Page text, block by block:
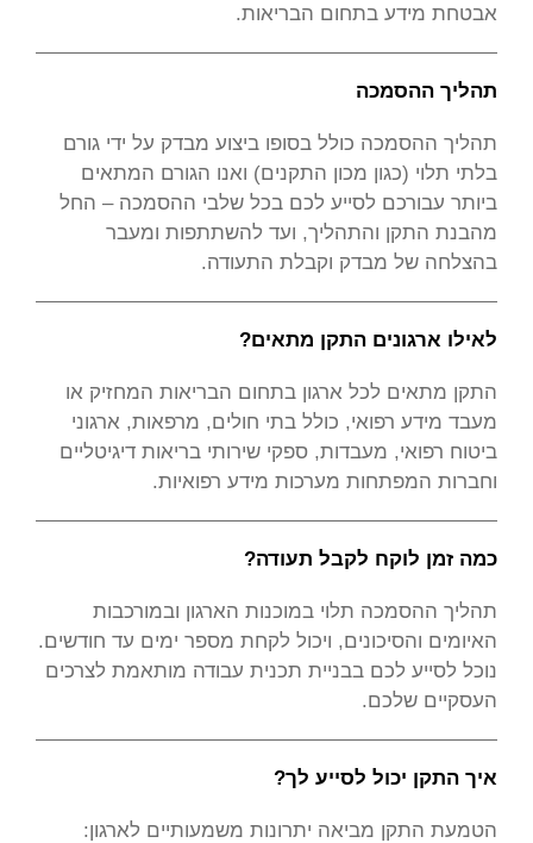
אבטחת מידע בתחום הבריאות.
תהליך ההסמכה
תהליך ההסמכה כולל בסופו ביצוע מבדק על ידי גורם
בלתי תלוי (כגון מכון התקנים) ואנו הגורם המתאים
ביותר עבורכם לסייע לכם בכל שלבי ההסמכה – החל
מהבנת התקן והתהליך, ועד להשתתפות ומעבר
בהצלחה של מבדק וקבלת התעודה.
לאילו ארגונים התקן מתאים?
התקן מתאים לכל ארגון בתחום הבריאות המחזיק או
מעבד מידע רפואי, כולל בתי חולים, מרפאות, ארגוני
ביטוח רפואי, מעבדות, ספקי שירותי בריאות דיגיטליים
וחברות המפתחות מערכות מידע רפואיות.
כמה זמן לוקח לקבל תעודה?
תהליך ההסמכה תלוי במוכנות הארגון ובמורכבות
האיומים והסיכונים, ויכול לקחת מספר ימים עד חודשים.
נוכל לסייע לכם בבניית תכנית עבודה מותאמת לצרכים
העסקיים שלכם.
איך התקן יכול לסייע לך?
הטמעת התקן מביאה יתרונות משמעותיים לארגון: